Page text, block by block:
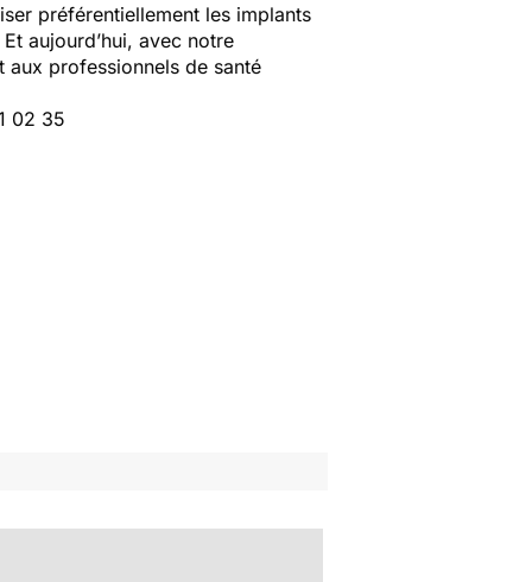
préférentiellement les implants
aujourd’hui, avec notre
professionnels de santé
02 35